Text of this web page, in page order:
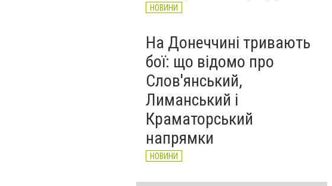
НОВИНИ
На Донеччині тривають
бої: що відомо про
Слов'янський,
Лиманський і
Краматорський
напрямки
НОВИНИ